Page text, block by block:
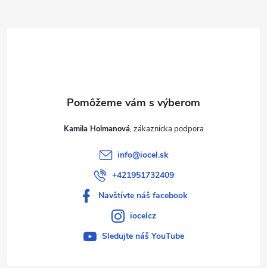
Kamila Holmanová
info@iocel.sk
+421951732409
Navštívte náš facebook
iocelcz
Sledujte náš YouTube